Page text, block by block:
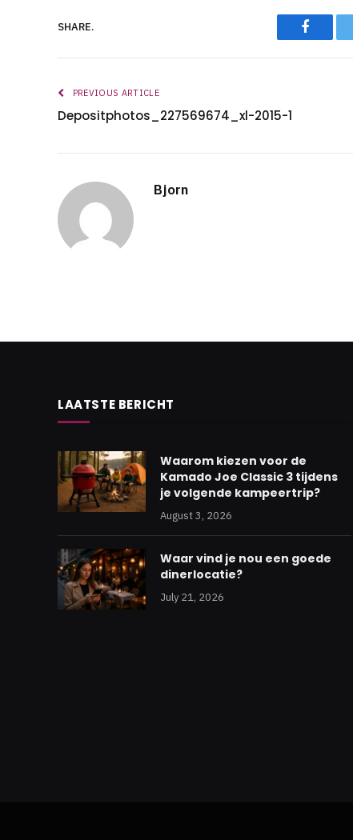
SHARE.
PREVIOUS ARTICLE
Depositphotos_227569674_xl-2015-1
Bjorn
LAATSTE BERICHT
Waarom kiezen voor de
Kamado Joe Classic 3 tijdens
je volgende kampeertrip?
August 3, 2026
Waar vind je nou een goede
dinerlocatie?
July 21, 2026